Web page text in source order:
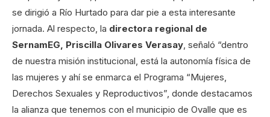
se dirigió a Río Hurtado para dar pie a esta interesante
jornada. Al respecto, la directora regional de
SernamEG, Priscilla Olivares Verasay, señaló “dentro
de nuestra misión institucional, está la autonomía física de
las mujeres y ahí se enmarca el Programa “Mujeres,
Derechos Sexuales y Reproductivos”, donde destacamos
la alianza que tenemos con el municipio de Ovalle que es